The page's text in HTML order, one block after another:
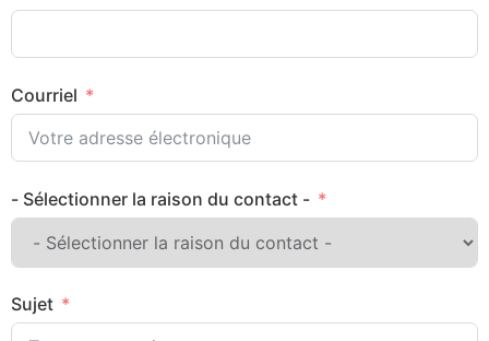
Courriel
- Sélectionner la raison du contact -
Sujet